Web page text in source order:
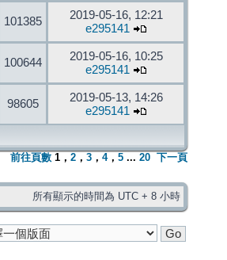
101385
2019-05-16, 12:21
e295141
100644
2019-05-16, 10:25
e295141
98605
2019-05-13, 14:26
e295141
前往頁數 1 ， 2 ， 3 ， 4， 5 ... 20 下一頁
所有顯示的時間為 UTC + 8 小時